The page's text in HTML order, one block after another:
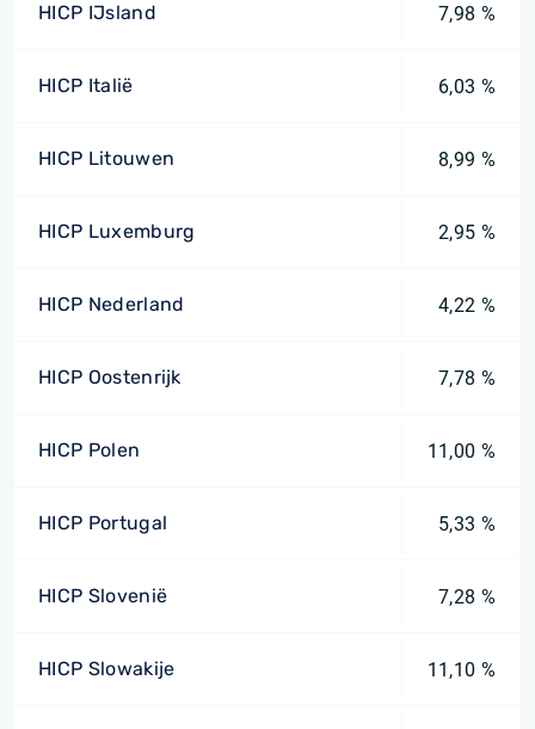
HICP IJsland 7,98 %
HICP Italië 6,03 %
HICP Litouwen 8,99 %
HICP Luxemburg 2,95 %
HICP Nederland 4,22 %
HICP Oostenrijk 7,78 %
HICP Polen 11,00 %
HICP Portugal 5,33 %
HICP Slovenië 7,28 %
HICP Slowakije 11,10 %